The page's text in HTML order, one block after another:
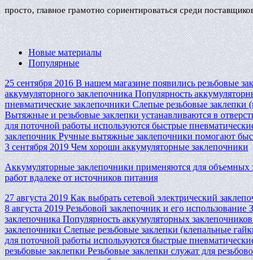
просто, главное грамотно сориентироваться среди
Новые материалы
Популярные
25 сентября 2016 В нашем магазине появились резьбовые
аккумуляторного заклепочника Популярность
пневматические заклепочники Слепые резьбовые заклепки
Вытяжные и резьбовые заклепки устанавливаются в
для поточной работы используются быстрые
заклепочник Ручные вытяжные заклепочники помогают
3 сентября 2019 Чем хороши аккумуляторные заклепочники
Аккумуляторные заклепочники применяются для объемных
работ вдалеке от источников питания
27 августа 2019 Как выбрать сетевой электрический
8 августа 2019 Резьбовой заклепочник и его использование
заклепочника Популярность аккумуляторных
заклепочники Слепые резьбовые заклепки (клепальные
для поточной работы используются быстрые
резьбовые заклепки Резьбовые заклепки служат для